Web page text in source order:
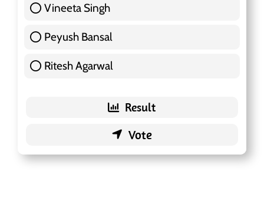
Vineeta Singh
Peyush Bansal
Ritesh Agarwal